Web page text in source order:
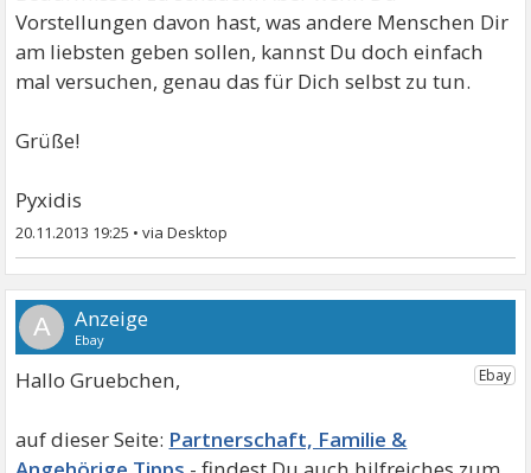
Vorstellungen davon hast, was andere Menschen Dir
am liebsten geben sollen, kannst Du doch einfach
mal versuchen, genau das für Dich selbst zu tun.
Grüße!
Pyxidis
20.11.2013 19:25 •
A
Hallo Gruebchen,
Partnerschaft, Familie &